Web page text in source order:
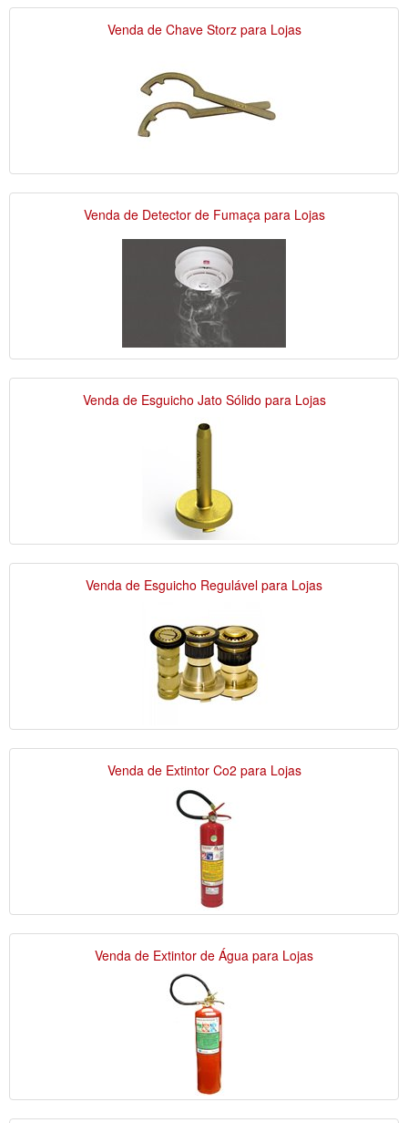
Venda de Chave Storz para Lojas
Venda de Detector de Fumaça para Lojas
Venda de Esguicho Jato Sólido para Lojas
Venda de Esguicho Regulável para Lojas
Venda de Extintor Co2 para Lojas
Venda de Extintor de Água para Lojas